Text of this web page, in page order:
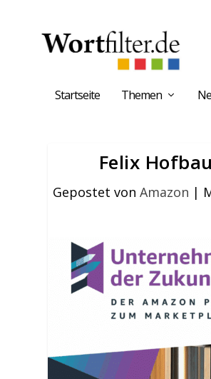
Startseite Themen
Felix
Gepostet von Amazon |